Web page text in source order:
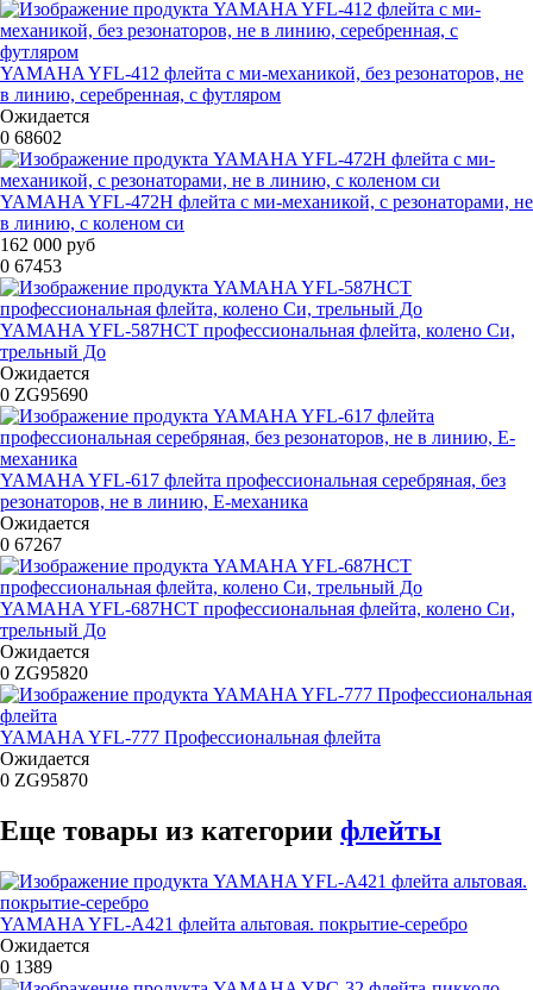
YAMAHA YFL-412 флейта с ми-механикой, без резонаторов, не
в линию, серебренная, с футляром
Ожидается
0 68602
YAMAHA YFL-472H флейта с ми-механикой, с резонаторами, не
в линию, с коленом си
162 000 руб
0 67453
YAMAHA YFL-587HCT профессиональная флейта, колено Си,
трельный До
Ожидается
0 ZG95690
YAMAHA YFL-617 флейта профессиональная серебряная, без
резонаторов, не в линию, Е-механика
Ожидается
0 67267
YAMAHA YFL-687HCT профессиональная флейта, колено Си,
трельный До
Ожидается
0 ZG95820
YAMAHA YFL-777 Профессиональная флейта
Ожидается
0 ZG95870
Еще товары из категории флейты
YAMAHA YFL-A421 флейта альтовая. покрытие-серебро
Ожидается
0 1389